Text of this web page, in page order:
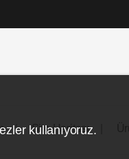
Site Haritası
kullanıyoruz.